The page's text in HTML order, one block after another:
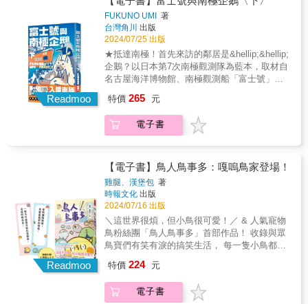
工作者林怡然心理諮商師（Yiran Lin,
Counselor）〡AI社工或心理諮商師張凱翔創業
者（Kaixiang Zhang, Entrepreneur）〡AI創業
者或企業家李若涵內科醫師（Dr. Ruo-Han Li,
Physician）〡AI醫生或醫療工作者林詩涵視覺
設計師（Shihan Lin, Visual Designer）〡AI設
Marketing Manager）〡AI銷售或市場專家劉欣
全職父母何建國政策分析師（Jianguo He,
Policy Analyst）〡AI公務員或政策制定者林子
洋高中生（Ziyang Lin, High School Student）
〡AI學生周宇晨科幻迷（Yuchen Zhou, Sci-fi
Enthusiast）〡AI科幻愛好者智能之聲（The
Voice of Intellect）〡Bonus: ChatGPT本身
「在《迷航遊樂園》中作者巧妙地揭示了存在
的矛盾讓我們明白人生的意義不在於勝利而在
於學會如何玩遊戲。」──AI哲學家赫拉克里多
斯博士（Dr. Heraclitus）「這是一場模糊現實
與想像界限的詩意旅程⸺本書是作家們的創
意遊樂場。」──AI作家艾琳．星筆（Irene
讓你重新思考每天在不經意間參與的各種遊
戲。」──AI心理學家克萊兒．深察（Dr. Claire
質，就會很容易忘記自己其實真的很棒！以前
的我，很容易遇到一點小事就生氣，情緒很容
易受影響，要如何才不會內耗自己，我想著試
試看【允許一切的發生】。這個念頭，讓我在
遇到事情的時候，學習好好體驗每個當下，細
細感覺自己的感受。所有的情緒及過程都是人
生必經的路，只要靜下心來問問自己想要什
麼，把注意力回歸到自己身上，就能一步步明
白要如何【好好愛自己】！本書特色★這是一
本詼諧有趣的圖文書，作者運用淺顯易懂的文
字，讓人更容易理解精神內耗的時候，該如何
才發現原來是自己太善良了，更多的是別人的
課題，而不是自己的問題，在這本書裡可以獲
得所有的理解及認同感。★嗨鴨的無厘頭對話
陪伴我們走出低谷，找到好好愛自己的方法。
卷】》2015年度金石堂圖文繪本TOP822014年
度金石堂圖文繪本TOP62013年博客來「年度百
大」漫畫類TOP52013年金石堂文學暢銷百大
TOP48
航程歷時一個多月，集結了超過200名的船員、
觀測隊員及寵物犬（？）布魯和荷西，準備前
往南極基地進行觀測！然而，前往南極之路竟
如此漫長？颱風、暴風圈、赤道&hellip;&hellip;
接二連三的氣候考驗！暈船狂吐、牙痛、闌尾
炎&hellip;&hellip;各式各樣的體能考驗！艱辛度
和有趣度都超乎想像的海上航程，現在展開！
取材自日本南極觀測船「富士號」真鵝真事，
活在南極大陸上的可愛動物夥伴們。現在就跟
著富士號一同啟程，邁向有趣、刺激又艱辛的
南極之行吧！&&copy;Umi Fukuno 2022 /
KADOKAWA CORPORATION
Readmoo
FUKUNO UMI
著
台灣角川 出版
2024/07/25 出版
★抵達南極！首先來訪的鄰居是&hellip;&hellip;
企鵝？以日本第7次南極觀測隊為藍本，取材自
名古屋海洋博物館、南極觀測船「富士號」
畫呈現艱辛又超乎想像的南極觀測之行。從
「富士號」的內部構造、參與成員、觀測工
作，到船上和南極大陸的食衣住行娛樂，全部
會在船上發現什麼呢？當隊員們終於踏上了南
極大陸。在那裡迎接他們的，是關閉數年、有
如廢墟的昭和基地，可愛到不行的企鵝和海
豹，和前所未有的大挑戰！在企鵝大隊的包圍
下，南極觀測隊努力執行任務！ 取材自日本
南極觀測船「富士號」真鵝真事，詳盡介紹探
勘極地的辛苦與努力過程，以及生活在南極大
陸上的可愛動物夥伴們。現在就跟著富士號一
同啟程，邁向有趣、刺激又艱辛的南極之行
CORPORATION
特價 265 元
電子書
Readmoo
【電子書】鳥人鳥事多：嘎嗚鳥家登場！
雞腿、漢堡包 著
時報文化 出版
2024/07/16 出版
＼這世界很煩，但小鳥很可愛！／ & 人氣寵物
鳥粉絲團「鳥人鳥事多」首部作品！ 收錄與眾
鳥寶們有笑有淚的搞笑生活， 每一隻小鳥都超
卡★ 鳥寶性格金句，為你加油打氣！ & 歡迎來
到鳥家日常，這裡有： & 個大卻膽小溫柔的月
輪鸚鵡──Keroro 任性又霸道的黃化玄鳳──靜
特價 224 元
電子書